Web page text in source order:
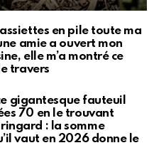
assiettes en pile toute ma
amie a ouvert mon
elle m’a montré ce
travers
gigantesque fauteuil
70 en le trouvant
: la somme
vaut en 2026 donne le